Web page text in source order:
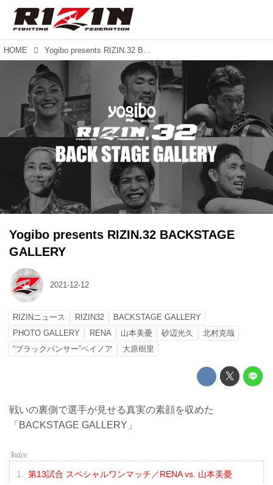
HOME Yogibo presents RIZIN.32 BACKSTAGE GALLERY
Yogibo presents RIZIN.32 BACKSTAGE
GALLERY
2021-12-12
RIZINニュース RIZIN32
BACKSTAGE GALLERY
PHOTO GALLERY
RENA 山本美憂 砂辺光久
北村克哉
“ブラックパンサー”ベイノア
大原樹里
戦いの裏側で選手が見せる真実の素顔を収めた
「BACKSTAGE GALLERY」
第13試合 スペシャルワンマッチ／RENA vs. 山本美憂